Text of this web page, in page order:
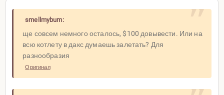
smellmybum:
ще совсем немного осталось, $100 довывести. Или на
всю котлету в дакс думаешь залетать? Для
разнообразия
Оригинал